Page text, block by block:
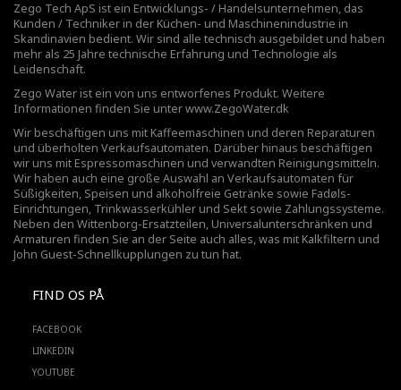
Zego Tech ApS ist ein Entwicklungs- / Handelsunternehmen, das
Kunden / Techniker in der Küchen- und Maschinenindustrie in
Skandinavien bedient. Wir sind alle technisch ausgebildet und haben
mehr als 25 Jahre technische Erfahrung und Technologie als
Leidenschaft.
Zego Water ist ein von uns entworfenes Produkt. Weitere
Informationen finden Sie unterwww.ZegoWater.dk
Wir beschäftigen uns mit Kaffeemaschinen und deren Reparaturen
und überholten Verkaufsautomaten. Darüber hinaus beschäftigen
wir uns mit Espressomaschinen und verwandten Reinigungsmitteln.
Wir haben auch eine große Auswahl an Verkaufsautomaten für
Süßigkeiten, Speisen und alkoholfreie Getränke sowie Fadøls-
Einrichtungen, Trinkwasserkühler und Sekt sowie Zahlungssysteme.
Neben den Wittenborg-Ersatzteilen, Universalunterschränken und
Armaturen finden Sie an der Seite auch alles, was mit Kalkfiltern und
John Guest-Schnellkupplungen zu tun hat.
FIND OS PÅ
FACEBOOK
LINKEDIN
YOUTUBE